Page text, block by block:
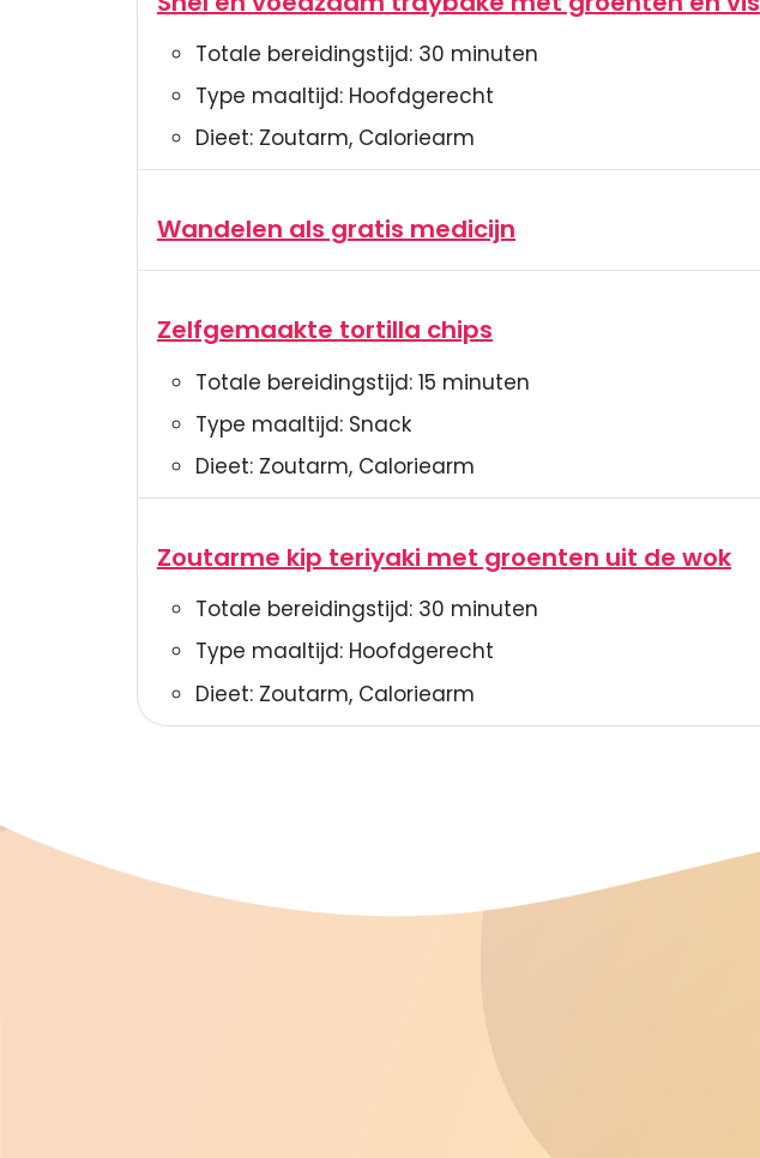
Totale bereidingstijd: 30 minuten
Type maaltijd: Hoofdgerecht
Dieet: Zoutarm, Caloriearm
Wandelen als gratis medicijn
Zelfgemaakte tortilla chips
Totale bereidingstijd: 15 minuten
Type maaltijd: Snack
Dieet: Zoutarm, Caloriearm
Zoutarme kip teriyaki met groenten uit de wok
Totale bereidingstijd: 30 minuten
Type maaltijd: Hoofdgerecht
Dieet: Zoutarm, Caloriearm